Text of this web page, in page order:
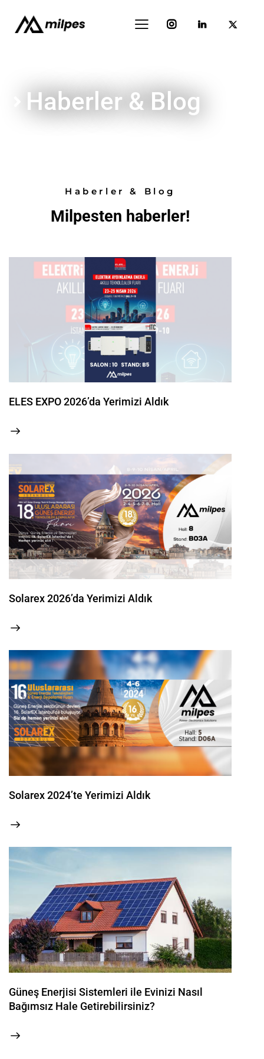
Haberler & Blog
Haberler & Blog
Milpesten haberler!
ELES EXPO 2026’da Yerimizi Aldık
Solarex 2026’da Yerimizi Aldık
Solarex 2024’te Yerimizi Aldık
Güneş Enerjisi Sistemleri ile Evinizi Nasıl
Bağımsız Hale Getirebilirsiniz?